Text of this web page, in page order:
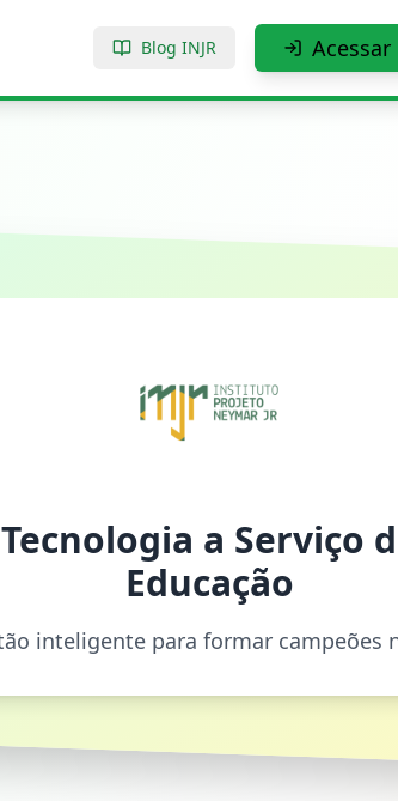
Blog INJR Acessar
Tecnologia a Serviço
Educação
inteligente para formar campeões